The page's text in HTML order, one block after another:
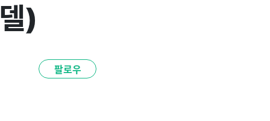
)
팔로우